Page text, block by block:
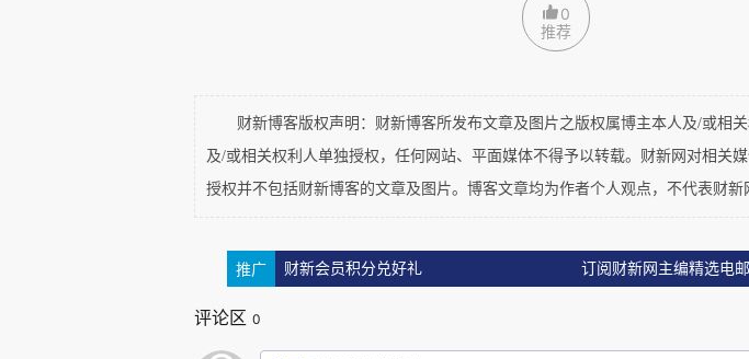
的盈利一般都会受到影响。
企业盈利能力，得出结论认为：
平均任期目前约为十年。
事实上，很少有哪位CEO接手以后取得的成就能与自己长期任职
0
推荐
财新博客版权声明：财新博客所发布文章及图片之版权属博主本人及/或相关
及/或相关权利人单独授权，任何网站、平面媒体不得予以转载。财新网对相关
授权并不包括财新博客的文章及图片。博客文章均为作者个人观点，不代表财新
推广 财新会员积分兑好礼 订阅财新网主编精选电邮
评论区 0